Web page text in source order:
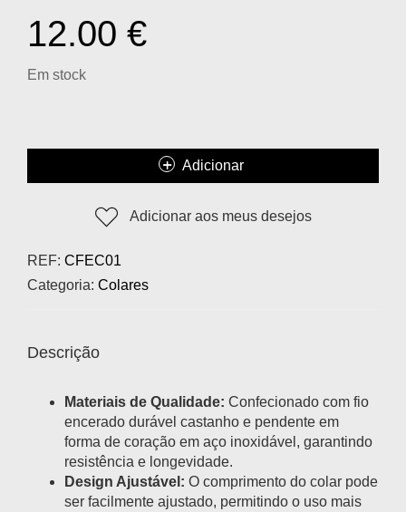
12.00 €
Em stock
Adicionar
Adicionar aos meus desejos
REF: CFEC01
Categoria: Colares
Descrição
Materiais de Qualidade: Confecionado com fio
encerado durável castanho e pendente em
forma de coração em aço inoxidável, garantindo
resistência e longevidade.
Design Ajustável: O comprimento do colar pode
ser facilmente ajustado, permitindo o uso mais